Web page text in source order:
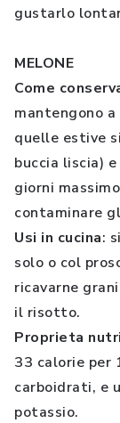
gustarlo
MELONE
Come
mantengono
quelle estive
buccia liscia)
giorni
contaminare
Usi in cucina:
solo o col
ricavarne
il risotto.
Proprieta
33 calorie per
carboidrati, e
potassio.